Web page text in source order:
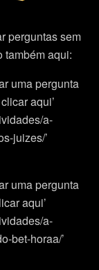
perguntas sem
também aqui:
uma pergunta
aqui’
a-
juizes/’
uma pergunta
aqui’
a-
bet-horaa/’